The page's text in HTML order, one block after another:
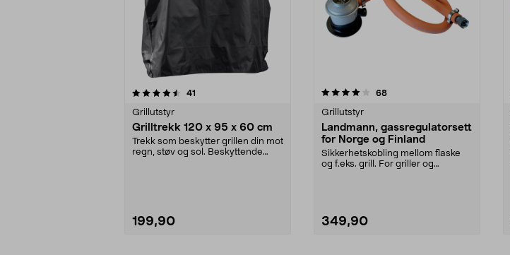
41
Grillutstyr
Grilltrekk 120 x 95 x 60 cm
Trekk som beskytter grillen din mot
regn, støv og sol. Beskyttende
199,90
4.0av 5 stjerner 68anmeldelser
Grillutstyr
Landmann, gassregulatorsett
for Norge og Finland
Sikkerhetskobling mellom flaske
og f.eks. grill. For griller og
349,90
4.5av 5 stjerner